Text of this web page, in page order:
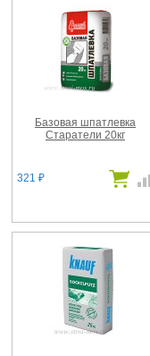
Базовая шпатлевка
Старатели 20кг
321 ₽